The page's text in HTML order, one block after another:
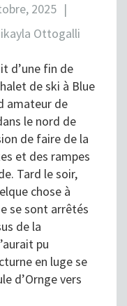
2025 |
Ottogalli
d’une fin de
de ski à Blue
amateur de
le nord de
de faire de la
et des rampes
Tard le soir,
chose à
se sont arrêtés
de la
pu
en luge se
d’Ornge vers